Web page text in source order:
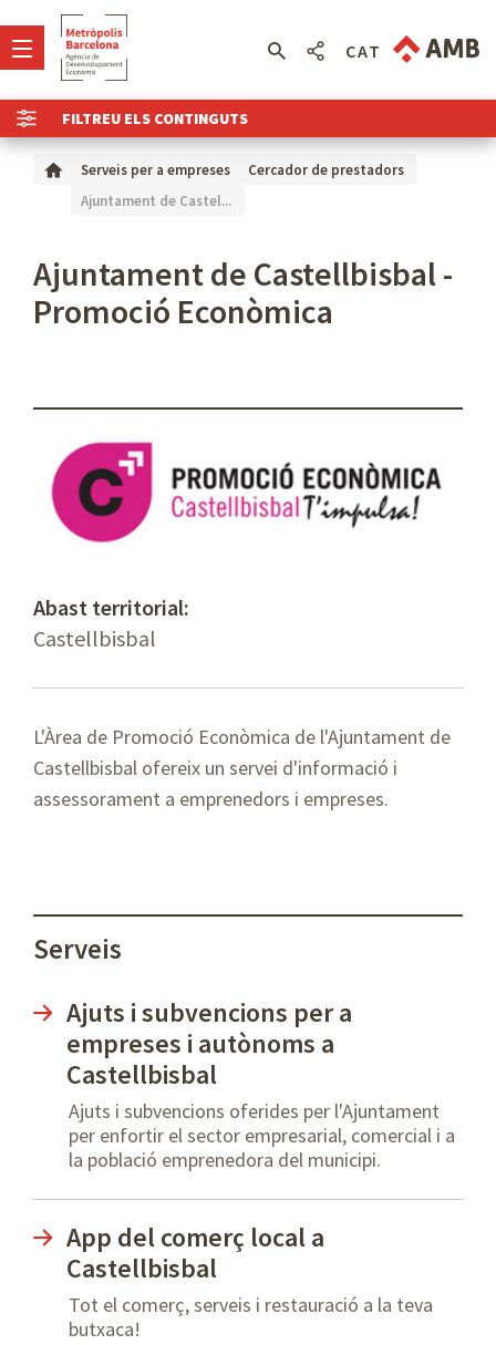
FILTREU ELS CONTINGUTS
CAT
Serveis per a empreses
Cercador de prestadors
Ajuntament de Castel...
Ajuntament de Castellbisbal -
Promoció Econòmica
Abast territorial:
Castellbisbal
L'Àrea de Promoció Econòmica de l'Ajuntament de
Castellbisbal ofereix un servei d'informació i
assessorament a emprenedors i empreses.
Serveis
Ajuts i subvencions per a
empreses i autònoms a
Castellbisbal
Ajuts i subvencions oferides per l'Ajuntament
per enfortir el sector empresarial, comercial i a
la població emprenedora del municipi.
App del comerç local a
Castellbisbal
Tot el comerç, serveis i restauració a la teva
butxaca!